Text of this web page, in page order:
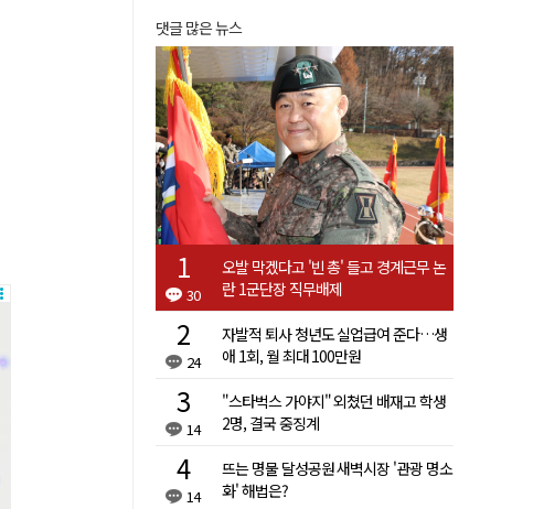
댓글 많은 뉴스
30
오발 막겠다고 '빈 총' 들고 경계근무 논
란 1군단장 직무배제
24
자발적 퇴사 청년도 실업급여 준다…생
애 1회, 월 최대 100만원
14
"스타벅스 가야지" 외쳤던 배재고 학생
2명, 결국 중징계
14
뜨는 명물 달성공원 새벽시장 '관광 명소
화' 해법은?